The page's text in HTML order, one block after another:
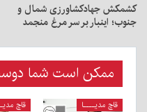
کشمکش جهادکشاورزی شمال و
جنوب؛ اینبار بر سر مرغ منجمد
ممکن است شما
قاچ مدیــــا قاچ